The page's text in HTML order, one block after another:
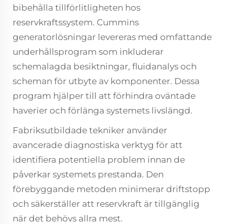
bibehålla tillförlitligheten hos
reservkraftssystem. Cummins
generatorlösningar levereras med omfattande
underhållsprogram som inkluderar
schemalagda besiktningar, fluidanalys och
scheman för utbyte av komponenter. Dessa
program hjälper till att förhindra oväntade
haverier och förlänga systemets livslängd.
Fabriksutbildade tekniker använder
avancerade diagnostiska verktyg för att
identifiera potentiella problem innan de
påverkar systemets prestanda. Den
förebyggande metoden minimerar driftstopp
och säkerställer att reservkraft är tillgänglig
när det behövs allra mest.